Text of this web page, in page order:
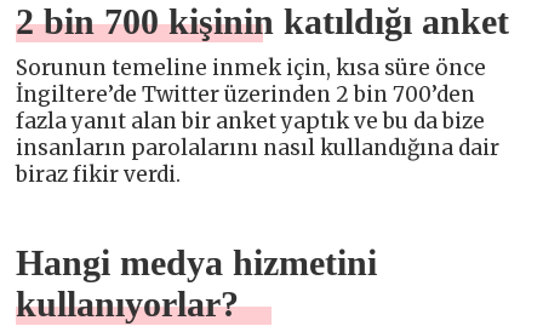
2 bin 700 kişinin katıldığı anket
Sorunun temeline inmek için, kısa süre önce
İngiltere’de Twitter üzerinden 2 bin 700’den
fazla yanıt alan bir anket yaptık ve bu da bize
insanların parolalarını nasıl kullandığına dair
biraz fikir verdi.
Hangi medya hizmetini
kullanıyorlar?